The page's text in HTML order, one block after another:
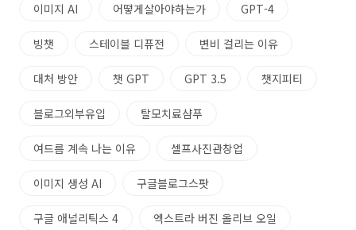
이미지 AI 어떻게살아야하는가 GPT-4
빙챗 스테이블 디퓨전 변비 걸리는 이유
대처 방안 챗 GPT GPT 3.5 챗지피티
블로그외부유입 탈모치료샴푸
여드름 계속 나는 이유 셀프사진관창업
이미지 생성 AI 구글블로그스팟
구글 애널리틱스 4 엑스트라 버진 올리브 오일